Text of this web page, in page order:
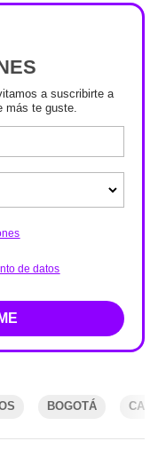
a suscribirte a
más te guste.
de datos
BOGOTÁ